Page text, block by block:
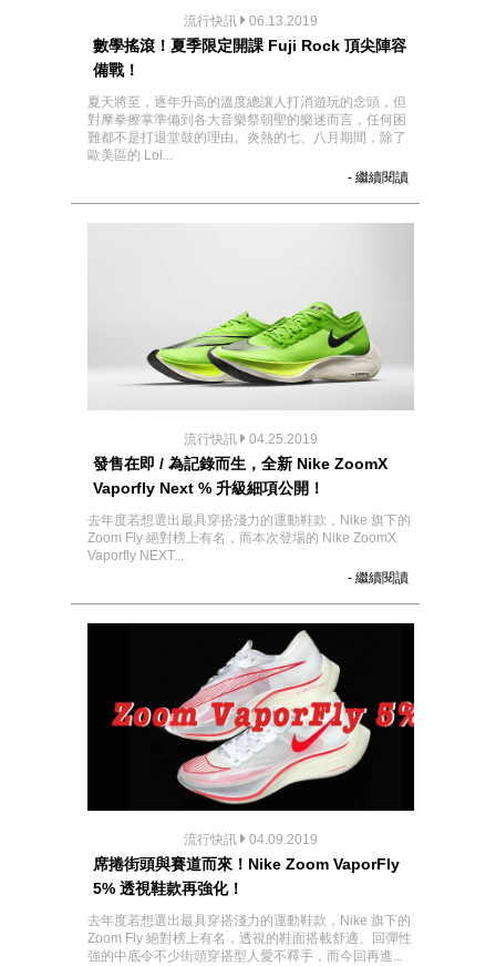
流行快訊 06.13.2019
數學搖滾！夏季限定開課 Fuji Rock 頂尖陣容
備戰！
夏天將至，逐年升高的溫度總讓人打消遊玩的念頭，但
對摩拳擦掌準備到各大音樂祭朝聖的樂迷而言，任何困
難都不是打退堂鼓的理由。炎熱的七、八月期間，除了
歐美區的 Lol...
- 繼續閱讀
流行快訊 04.25.2019
發售在即 / 為記錄而生，全新 Nike ZoomX
Vaporfly Next % 升級細項公開！
去年度若想選出最具穿搭淺力的運動鞋款，Nike 旗下的
Zoom Fly 絕對榜上有名，而本次登場的 Nike ZoomX
Vaporfly NEXT...
- 繼續閱讀
流行快訊 04.09.2019
席捲街頭與賽道而來！Nike Zoom VaporFly
5% 透視鞋款再強化！
去年度若想選出最具穿搭淺力的運動鞋款，Nike 旗下的
Zoom Fly 絕對榜上有名，透視的鞋面搭載舒適、回彈性
強的中底令不少街頭穿搭型人愛不釋手，而今回再進...